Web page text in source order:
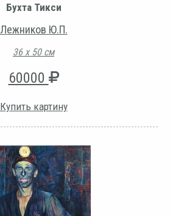
Бухта Тикси
Лежников Ю.П.
36 х 50 см
60000
Купить картину